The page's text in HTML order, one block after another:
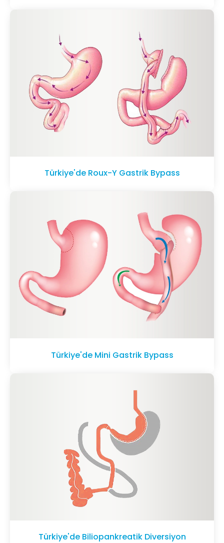
Türkiye'de Roux-Y Gastrik Bypass
Türkiye'de Mini Gastrik Bypass
Türkiye'de Biliopankreatik Diversiyon